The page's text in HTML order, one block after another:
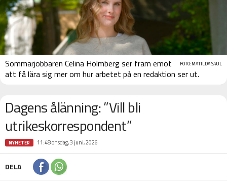
FOTO: MATILDA SAUL
Sommarjobbaren Celina Holmberg ser fram emot
att få lära sig mer om hur arbetet på en redaktion ser ut.
Dagens ålänning: ”Vill bli
utrikeskorrespondent”
NYHETER 11:48 onsdag, 3 juni, 2026
DELA